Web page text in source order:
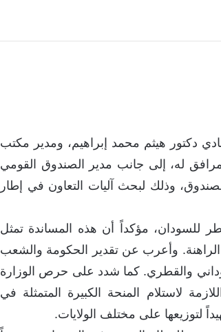
دكتور هيثم محمد إبراهيم، ومدير مكتب
له، إلى جانب مدير الصندوق القومي
وذلك لبحث آليات التعاون في إطار
للسودان، مؤكداً أن هذه المساندة تمثل
وأعرب عن تقدير الحكومة والشعب
والقطري. كما شدد على حرص الوزارة
لاستلام المنحة الكبيرة المتمثلة في
لتوزيعها على مختلف الولايات.